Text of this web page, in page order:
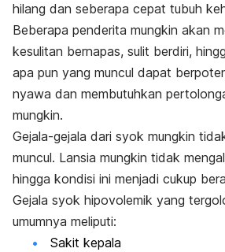
hilang dan seberapa cepat tubuh
Beberapa penderita mungkin akan
kesulitan bernapas, sulit berdiri,
apa pun yang muncul dapat
nyawa dan membutuhkan
mungkin.
Gejala-gejala dari syok mungkin
muncul. Lansia mungkin tidak
hingga kondisi ini menjadi cukup
Gejala syok hipovolemik yang
umumnya meliputi:
Sakit kepala